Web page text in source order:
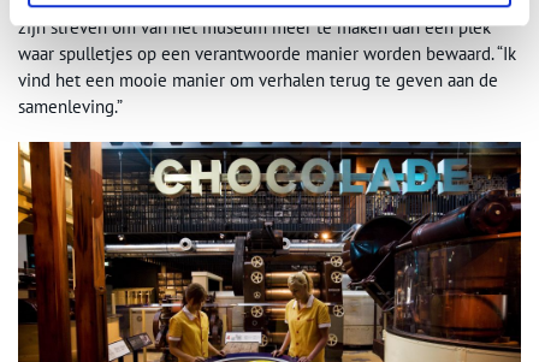
zijn streven om van het museum méér te maken dan een plek
waar spulletjes op een verantwoorde manier worden bewaard. “Ik
vind het een mooie manier om verhalen terug te geven aan de
samenleving.”